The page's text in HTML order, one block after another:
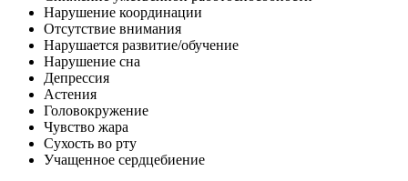
Нарушение координации
Отсутствие внимания
Нарушается развитие/обучение
Нарушение сна
Депрессия
Астения
Головокружение
Чувство жара
Сухость во рту
Учащенное сердцебиение